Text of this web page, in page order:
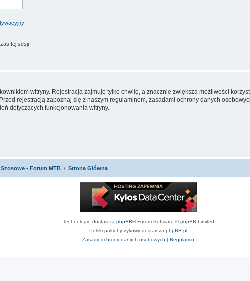
tej sesji
witryny. Rejestracja zajmuje tylko chwilę, a znacznie zwiększa możliwości
rejestracją zapoznaj się z naszym regulaminem, zasadami ochrony danych
dotyczących funkcjonowania witryny.
- Forum MTB Strona Główna
Technologię dostarcza phpBB® Forum Software © phpBB Limited
Polski pakiet językowy dostarcza phpBB.pl
Zasady ochrony danych osobowych | Regulamin